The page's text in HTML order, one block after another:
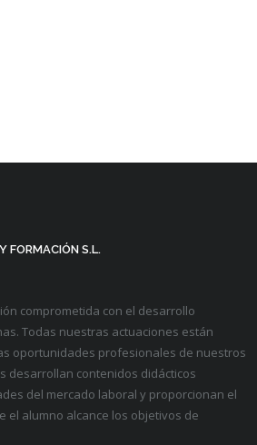
FORMACIÓN S.L.
comprometida con el desarrollo
Todas nuestras actuaciones están
oportunidades profesionales de nuestros
desarrollan contenidos didácticos
del mercado laboral y proporcionan el
el alumno alcance los objetivos de